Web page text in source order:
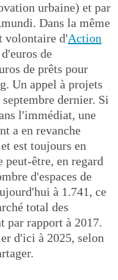
urbaine) et par
Dans la même
volontaire d'Action
de
de prêts pour
Un appel à projets
dernier. Si
l'immédiat, une
a en revanche
est toujours en
peut-être, en regard
d'espaces de
à 1.741, ce
total des
par rapport à 2017.
d'ici à 2025, selon